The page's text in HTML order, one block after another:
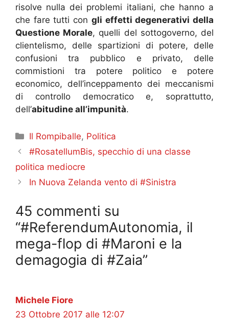
risolve nulla dei problemi italiani, che hanno a
che fare tutti con gli effetti degenerativi della
Questione Morale, quelli del sottogoverno, del
clientelismo, delle spartizioni di potere, delle
confusioni tra pubblico e privato, delle
commistioni tra potere politico e potere
economico, dell’inceppamento dei meccanismi
di controllo democratico e, soprattutto,
dell’abitudine all’impunità.
Categorie
Il Rompiballe, Politica
#RosatellumBis, specchio di una classe
politica mediocre
In Nuova Zelanda vento di #Sinistra
45 commenti su
“#ReferendumAutonomia, il
mega-flop di #Maroni e la
demagogia di #Zaia”
Michele Fiore
23 Ottobre 2017 alle 12:07